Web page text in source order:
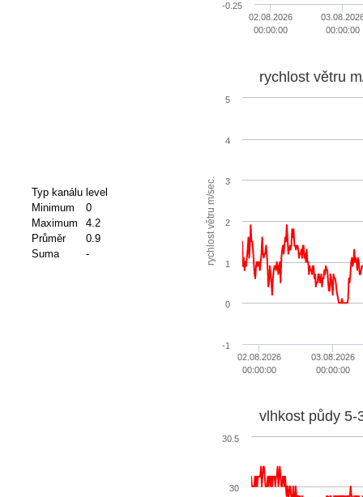
02.08.2026
00:00:00
00:00:00
-0.25
Typ kanálu level
Minimum
0
Maximum
4.2
Průměr
0.9
Suma
- r
y
c
h
l
o
s
t
v
ě
t
r
u
m
/
s
e
c
.
02.08.2026
00:00:00
03.08.2026
00:00:00
-1
0
1
2
3
4
5
vlhkost půdy 5-
30
30.5